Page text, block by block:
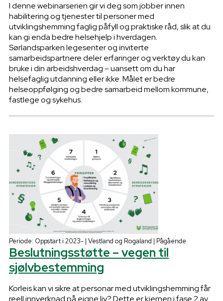
I denne webinarserien gir vi deg som jobber innen
habilitering og tjenester til personer med
utviklingshemming faglig påfyll og praktiske råd, slik at du
kan gi enda bedre helsehjelp i hverdagen.
Sørlandsparken legesenter og inviterte
samarbeidspartnere deler erfaringer og verktøy du kan
bruke i din arbeidshverdag – uansett om du har
helsefaglig utdanning eller ikke. Målet er bedre
helseoppfølging og bedre samarbeid mellom kommune,
fastlege og sykehus.
Periode: Oppstart i 2023- | Vestland og Rogaland | Pågående
Beslutningsstøtte – vegen til
sjølvbestemming
Korleis kan vi sikre at personar med utviklingshemming får
reell innverknad på eigne liv? Dette er kjernen i fase 2 av